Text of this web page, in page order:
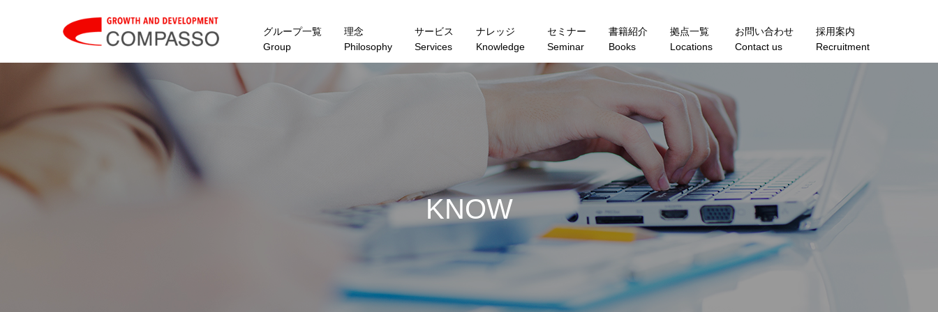
グループ一覧
Group
理念
Philosophy
サービス
Services
ナレッジ
Knowledge
セミナー
Seminar
書籍紹介
Books
拠点一覧
Locations
お問い合わせ
Contact us
採用案内
Recruitment
KNOWLED